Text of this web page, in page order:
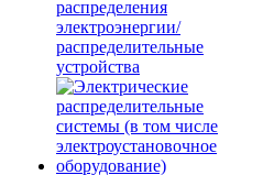
распределения
электроэнергии/
распределительные
устройства